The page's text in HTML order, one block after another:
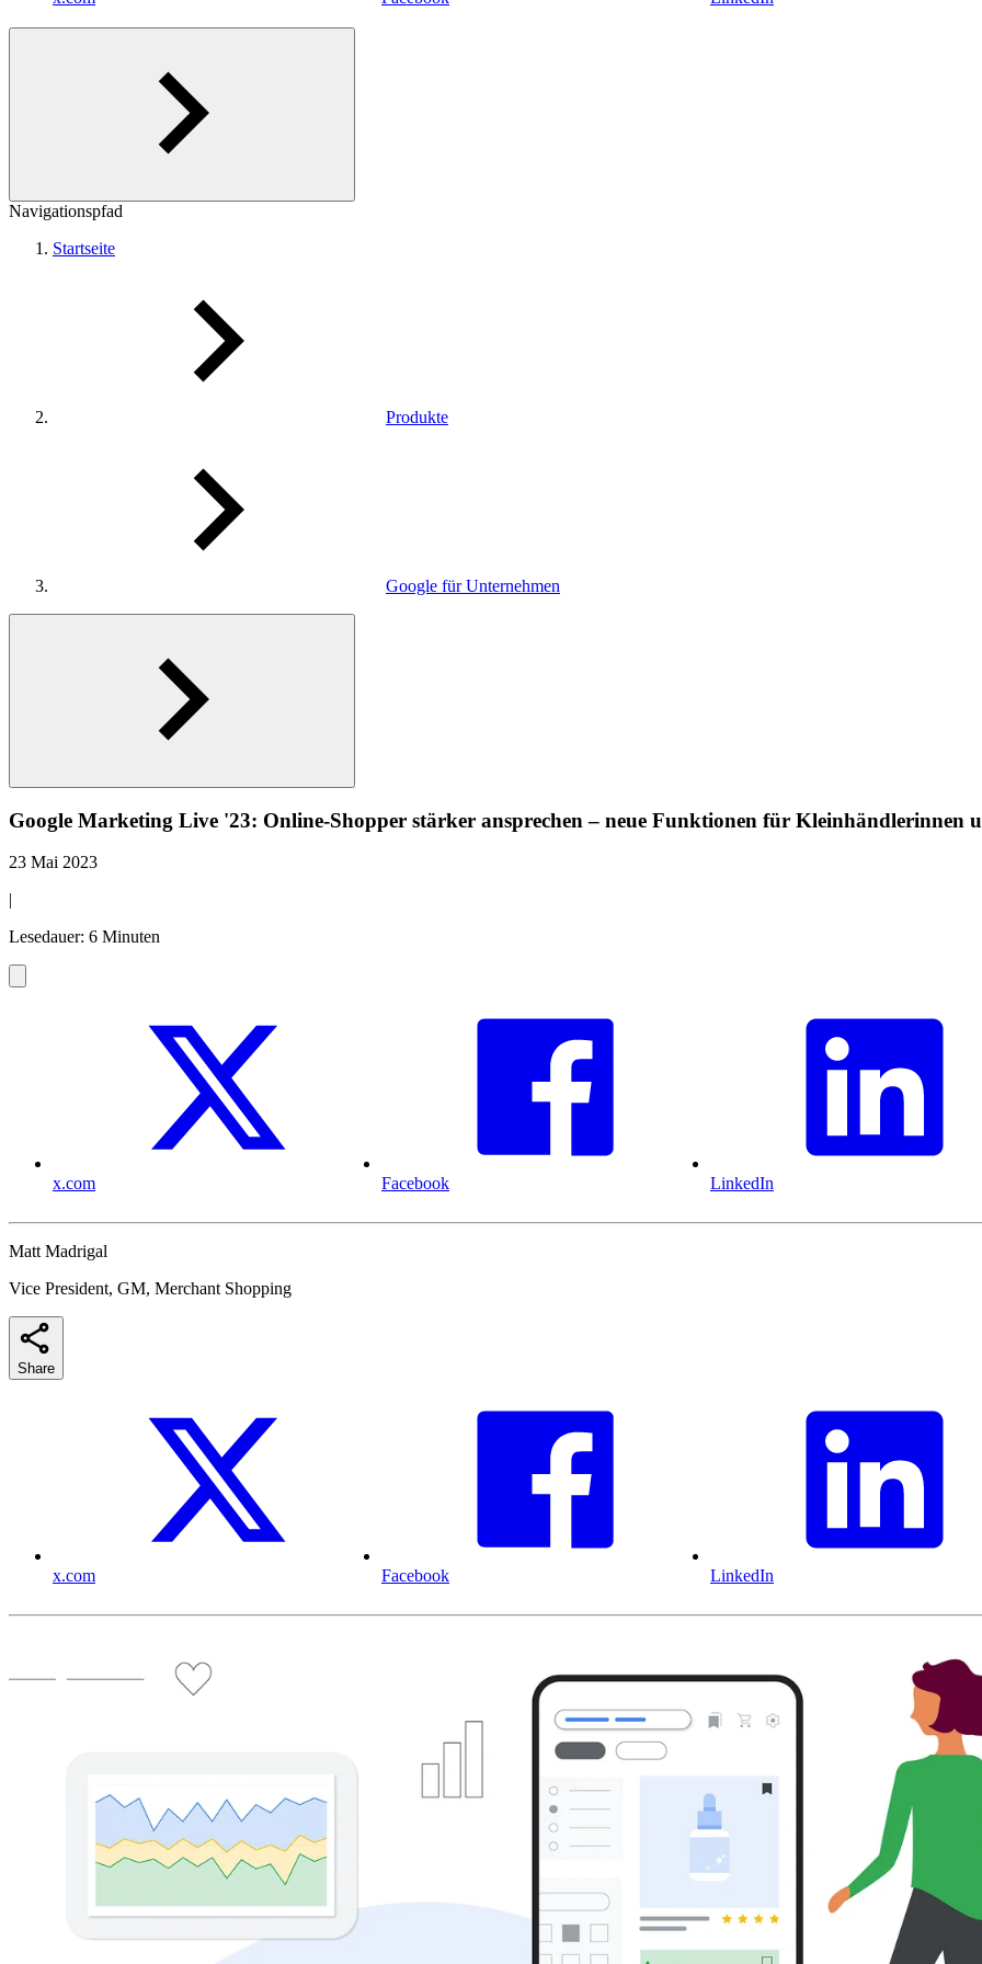
Navigationspfad
Startseite
Produkte
Google für Unternehmen
Google Marketing Live '23: Online-Shopper stärker ansprechen – neue Funktionen für Kleinhändlerinnen
23 Mai 2023
|
Lesedauer: 6 Minuten
x.com Facebook LinkedIn
Matt Madrigal
Vice President, GM, Merchant Shopping
Share
x.com Facebook LinkedIn